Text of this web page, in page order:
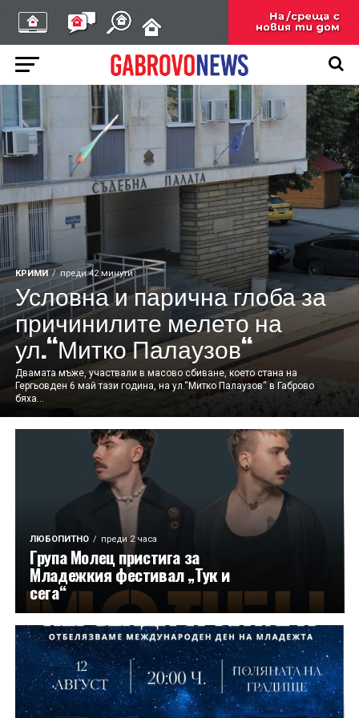
КРИМИ преди 42 минути
Условна и парична глоба за
причинилите мелето на
ул.“Митко Палаузов“
Двамата мъже, участвали в масово сбиване, което стана на
Гергьовден 6 май тази година, на ул.“Митко Палаузов“ в Габрово
бяха...
ЛЮБОПИТНО преди 2 часа
Група Молец пристига за
Младежкия фестивал „Тук и
сега“